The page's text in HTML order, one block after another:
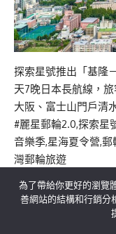
探索星號推出「基隆
天7晚日本長航線，
大阪、富士山門戶清
#麗星郵輪2.0,探索星
音樂季,星海夏令營,
灣郵輪旅遊
關於我
為了帶給你更好的瀏覽
善網站的結構和行銷分